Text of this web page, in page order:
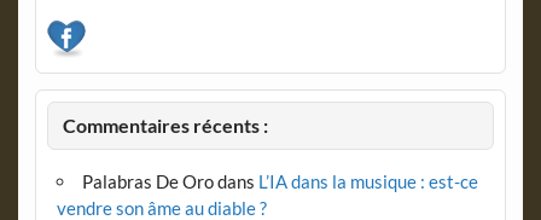
Commentaires récents :
Palabras De Orodans L’IA dans la musique : est-ce
vendre son âme au diable ?